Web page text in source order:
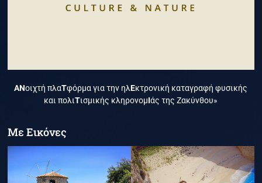
ΑΝοιχτή πλαΤφόρμα για την ηλΕκτρονική καταγραφή φυσικής
και πολιΤισμικής κληρονομΙάς της Ζακύνθου»
Με Εικόνες